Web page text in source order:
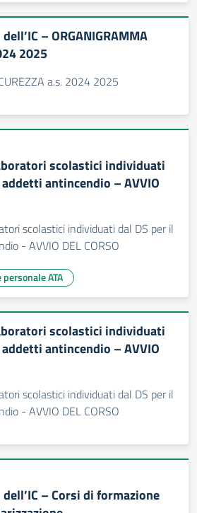
– ORGANIGRAMMA
2025
a.s. 2024 2025
scolastici individuati
antincendio – AVVIO
scolastici individuati dal DS per il
- AVVIO DEL CORSO
ATA
scolastici individuati
antincendio – AVVIO
scolastici individuati dal DS per il
- AVVIO DEL CORSO
– Corsi di formazione